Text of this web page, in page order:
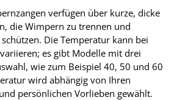
verfügen über kurze, dicke
die Wimpern zu trennen und
Die Temperatur kann bei
es gibt Modelle mit drei
wie zum Beispiel 40, 50 und 60
wird abhängig von Ihren
persönlichen Vorlieben gewählt.